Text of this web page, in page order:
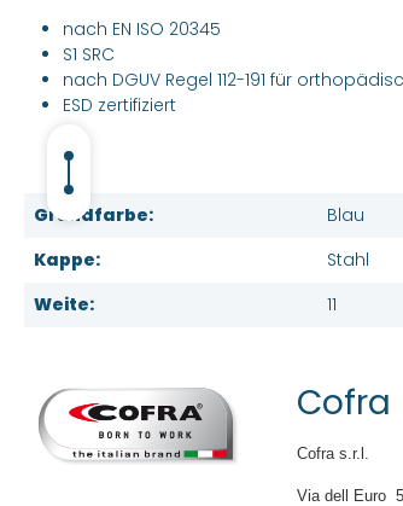
nach EN ISO 20345
S1 SRC
nach DGUV Regel 112-191 für
ESD zertifiziert
Grundfarbe:
Blau
Kappe:
Stahl
Weite:
11
Cofra
Cofra s.r.l.
Via dell Euro